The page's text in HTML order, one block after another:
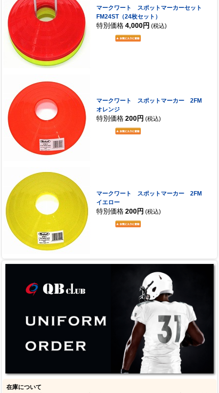
マークワート スポットマーカーセット
FM24ST（24枚セット）
特別価格 4,000円 (税込)
マークワート スポットマーカー 2FM
オレンジ
特別価格 200円 (税込)
マークワート スポットマーカー 2FM
イエロー
特別価格 200円 (税込)
在庫について